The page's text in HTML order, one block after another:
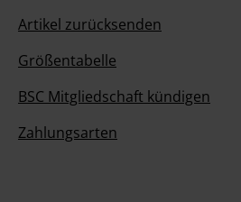
Artikel zurücksenden
Größentabelle
BSC Mitgliedschaft kündigen
Zahlungsarten